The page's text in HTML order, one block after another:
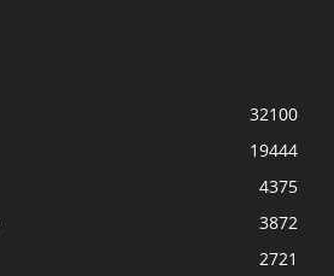
32100
19444
4375
3872
2721